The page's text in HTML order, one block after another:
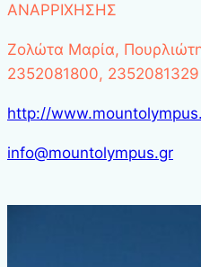
ΑΝΑΡΡΙΧΗΣΗΣ
Ζολώτα Μαρία,
2352081800, 2352081329
http://
info@mountolympus.gr